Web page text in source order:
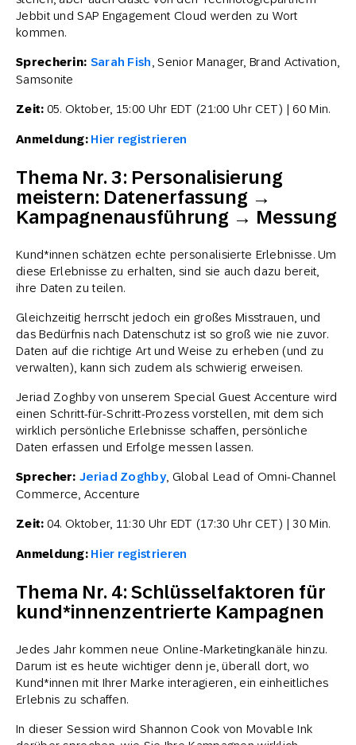
Jebbit und SAP Engagement Cloud werden zu Wort
kommen.
Sprecherin: Sarah Fish , Senior Manager, Brand Activation,
Samsonite
Zeit: 05. Oktober, 15:00 Uhr EDT (21:00 Uhr CET) | 60 Min.
Anmeldung: Hier registrieren
Thema Nr. 3: Personalisierung
meistern: Datenerfassung →
Kampagnenausführung → Messung
Kund*innen schätzen echte personalisierte Erlebnisse. Um
diese Erlebnisse zu erhalten, sind sie auch dazu bereit,
ihre Daten zu teilen.
Gleichzeitig herrscht jedoch ein großes Misstrauen, und
das Bedürfnis nach Datenschutz ist so groß wie nie zuvor.
Daten auf die richtige Art und Weise zu erheben (und zu
verwalten), kann sich zudem als schwierig erweisen.
Jeriad Zoghby von unserem Special Guest Accenture wird
einen Schritt-für-Schritt-Prozess vorstellen, mit dem sich
wirklich persönliche Erlebnisse schaffen, persönliche
Daten erfassen und Erfolge messen lassen.
Sprecher: Jeriad Zoghby, Global Lead of Omni-Channel
Commerce, Accenture
Zeit: 04. Oktober, 11:30 Uhr EDT (17:30 Uhr CET) | 30 Min.
Anmeldung: Hier registrieren
Thema Nr. 4: Schlüsselfaktoren für
kund*innenzentrierte Kampagnen
Jedes Jahr kommen neue Online-Marketingkanäle hinzu.
Darum ist es heute wichtiger denn je, überall dort, wo
Kund*innen mit Ihrer Marke interagieren, ein einheitliches
Erlebnis zu schaffen.
In dieser Session wird Shannon Cook von Movable Ink